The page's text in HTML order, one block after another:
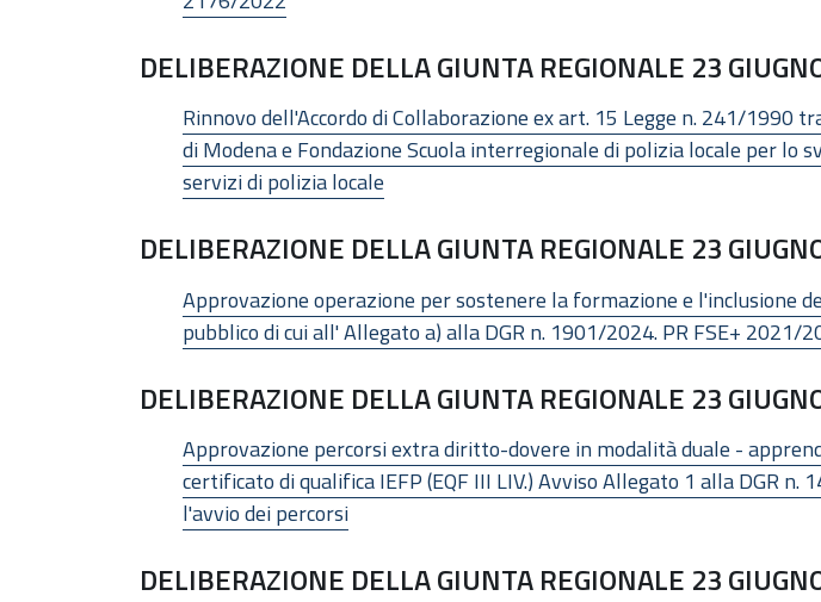
DELIBERAZIONE DELLA GIUNTA REGIONALE 23
Rinnovo dell'Accordo di Collaborazione ex art. 15 Legge n. 241/1990
di Modena e Fondazione Scuola interregionale di polizia locale per
servizi di polizia locale
DELIBERAZIONE DELLA GIUNTA REGIONALE 23
Approvazione operazione per sostenere la formazione e l'inclusione
pubblico di cui all' Allegato a) alla DGR n. 1901/2024. PR FSE+ 2021/
DELIBERAZIONE DELLA GIUNTA REGIONALE 23
Approvazione percorsi extra diritto-dovere in modalità duale -
certificato di qualifica IEFP (EQF III LIV.) Avviso Allegato 1 alla DGR
l'avvio dei percorsi
DELIBERAZIONE DELLA GIUNTA REGIONALE 23